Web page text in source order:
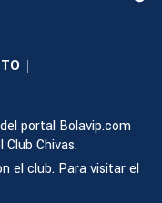
|
portal Bolavip.com
Chivas.
el club. Para visitar el